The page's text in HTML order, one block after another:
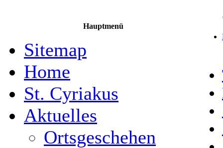
Hauptmenü
Sitemap
Home
St. Cyriakus
Aktuelles
Ortsgeschehen